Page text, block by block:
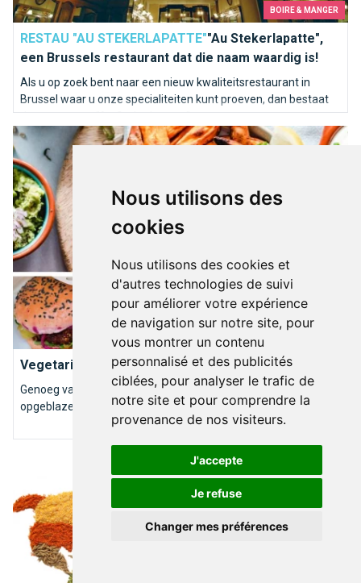
Nous utilisons des
cookies
Nous utilisons des cookies et
d'autres technologies de suivi
pour améliorer votre expérience
de navigation sur notre site, pour
vous montrer un contenu
personnalisé et des publicités
ciblées, pour analyser le trafic de
notre site et pour comprendre la
provenance de nos visiteurs.
J'accepte
Je refuse
Changer mes préférences
BOIRE & MANGER
RESTAU "AU STEKERLAPATTE""Au Stekerlapatte",
een Brussels restaurant dat die naam waardig is!
Als u op zoek bent naar een nieuw kwaliteitsrestaurant in
Brussel waar u onze specialiteiten kunt proeven, dan bestaat
dat restaurant "Au Stekerlapatte".
Vegetarische restaurants in Brussel
Genoeg van steaks, overbodige dierlijke vetten en een
opgeblazen gevoel na de maaltijd?
Vegetarische restaurants in Brussel